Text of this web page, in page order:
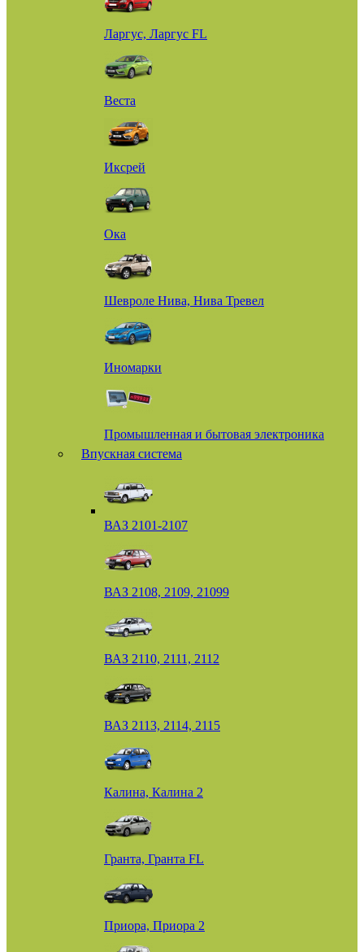
Ларгус, Ларгус FL
Веста
Иксрей
Ока
Шевроле Нива, Нива Тревел
Иномарки
Промышленная и бытовая электроника
Впускная система
ВАЗ 2101-2107
ВАЗ 2108, 2109, 21099
ВАЗ 2110, 2111, 2112
ВАЗ 2113, 2114, 2115
Калина, Калина 2
Гранта, Гранта FL
Приора, Приора 2